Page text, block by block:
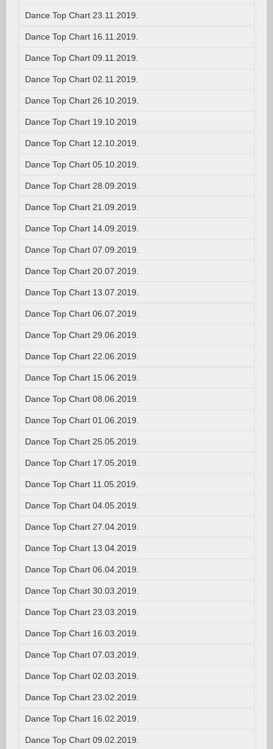
Dance Top Chart 23.11.2019.
Dance Top Chart 16.11.2019.
Dance Top Chart 09.11.2019.
Dance Top Chart 02.11.2019.
Dance Top Chart 26.10.2019.
Dance Top Chart 19.10.2019.
Dance Top Chart 12.10.2019.
Dance Top Chart 05.10.2019.
Dance Top Chart 28.09.2019.
Dance Top Chart 21.09.2019.
Dance Top Chart 14.09.2019.
Dance Top Chart 07.09.2019.
Dance Top Chart 20.07.2019.
Dance Top Chart 13.07.2019.
Dance Top Chart 06.07.2019.
Dance Top Chart 29.06.2019.
Dance Top Chart 22.06.2019.
Dance Top Chart 15.06.2019.
Dance Top Chart 08.06.2019.
Dance Top Chart 01.06.2019.
Dance Top Chart 25.05.2019.
Dance Top Chart 17.05.2019.
Dance Top Chart 11.05.2019.
Dance Top Chart 04.05.2019.
Dance Top Chart 27.04.2019.
Dance Top Chart 13.04.2019.
Dance Top Chart 06.04.2019.
Dance Top Chart 30.03.2019.
Dance Top Chart 23.03.2019.
Dance Top Chart 16.03.2019.
Dance Top Chart 07.03.2019.
Dance Top Chart 02.03.2019.
Dance Top Chart 23.02.2019.
Dance Top Chart 16.02.2019.
Dance Top Chart 09.02.2019.